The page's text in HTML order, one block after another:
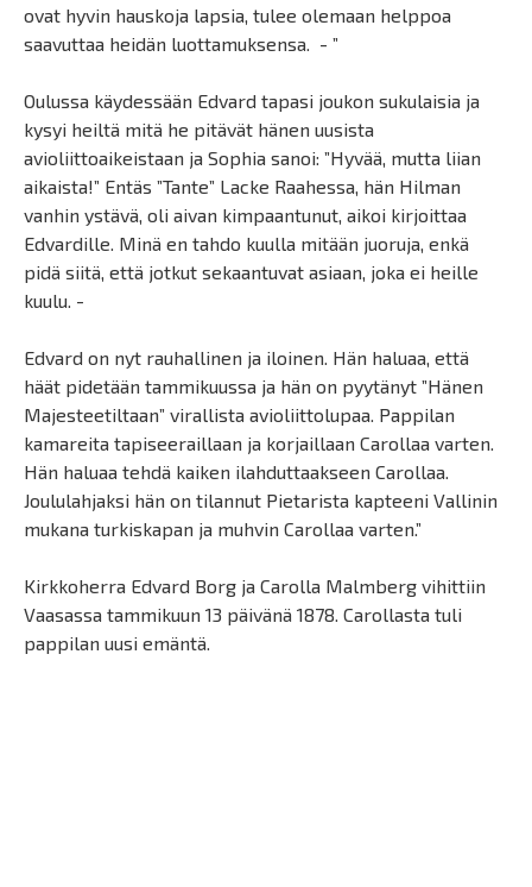
ovat hyvin hauskoja lapsia, tulee olemaan helppoa
saavuttaa heidän luottamuksensa. - ”
Oulussa käydessään Edvard tapasi joukon sukulaisia ja
kysyi heiltä mitä he pitävät hänen uusista
avioliittoaikeistaan ja Sophia sanoi: ”Hyvää, mutta liian
aikaista!” Entäs ”Tante” Lacke Raahessa, hän Hilman
vanhin ystävä, oli aivan kimpaantunut, aikoi kirjoittaa
Edvardille. Minä en tahdo kuulla mitään juoruja, enkä
pidä siitä, että jotkut sekaantuvat asiaan, joka ei heille
kuulu. -
Edvard on nyt rauhallinen ja iloinen. Hän haluaa, että
häät pidetään tammikuussa ja hän on pyytänyt ”Hänen
Majesteetiltaan” virallista avioliittolupaa. Pappilan
kamareita tapiseeraillaan ja korjaillaan Carollaa varten.
Hän haluaa tehdä kaiken ilahduttaakseen Carollaa.
Joululahjaksi hän on tilannut Pietarista kapteeni Vallinin
mukana turkiskapan ja muhvin Carollaa varten.”
Kirkkoherra Edvard Borg ja Carolla Malmberg vihittiin
Vaasassa tammikuun 13 päivänä 1878. Carollasta tuli
pappilan uusi emäntä.